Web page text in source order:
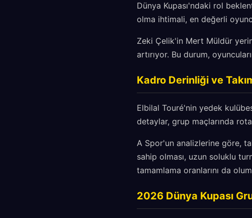
Dünya Kupası'ndaki rol
olma ihtimali, en değerli
Zeki Çelik'in Mert Müldür
artırıyor. Bu durum,
Kadro Derinliği ve
Elbilal Touré'nin yedek
detaylar, grup maçlarında
A Spor'un analizlerine göre,
sahip olması, uzun soluklu
tamamlama oranlarını da
2026 Dünya Kupası